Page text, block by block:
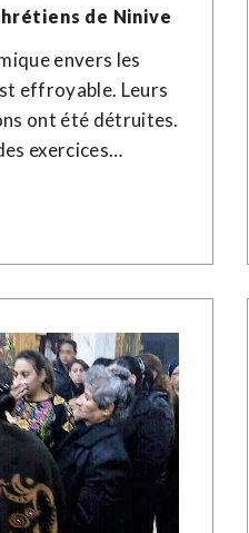
de Ninive
envers les
effroyable. Leurs
ont été détruites.
exercices…